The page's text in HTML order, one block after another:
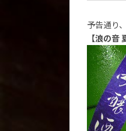
予告通り
【浪の音